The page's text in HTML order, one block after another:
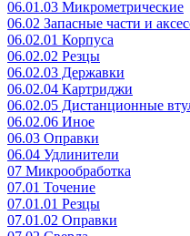
06.01.03 Микрометрические
06.02 Запасные части и
06.02.01 Корпуса
06.02.02 Резцы
06.02.03 Державки
06.02.04 Картриджи
06.02.05 Дистанционные
06.02.06 Иное
06.03 Оправки
06.04 Удлинители
07 Микрообработка
07.01 Точение
07.01.01 Резцы
07.01.02 Оправки